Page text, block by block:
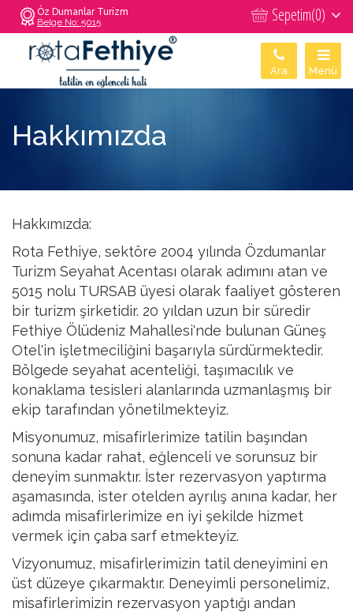
Sepetim(0)
Öz Dumanlar Turizm
Belge No: 5015
Menü
Ara
Hakkımızda
Hakkımızda:
Rota Fethiye, sektöre 2004 yılında Özdumanlar
Turizm Seyahat Acentası olarak adımını atan ve
5015 nolu TURSAB üyesi olarak faaliyet gösteren
bir turizm şirketidir. 20 yıldan uzun bir süredir
Fethiye Ölüdeniz Mahallesi'nde bulunan Güneş
Otel'in işletmeciliğini başarıyla sürdürmektedir.
Bölgede seyahat acenteliği, taşımacılık ve
konaklama tesisleri alanlarında uzmanlaşmış bir
ekip tarafından yönetilmekteyiz.
Misyonumuz, misafirlerimize tatilin başından
sonuna kadar rahat, eğlenceli ve sorunsuz bir
deneyim sunmaktır. İster rezervasyon yaptırma
aşamasında, ister otelden ayrılış anına kadar, her
adımda misafirlerimize en iyi şekilde hizmet
vermek için çaba sarf etmekteyiz.
Vizyonumuz, misafirlerimizin tatil deneyimini en
üst düzeye çıkarmaktır. Deneyimli personelimiz,
misafirlerimizin rezervasyon yaptığı andan